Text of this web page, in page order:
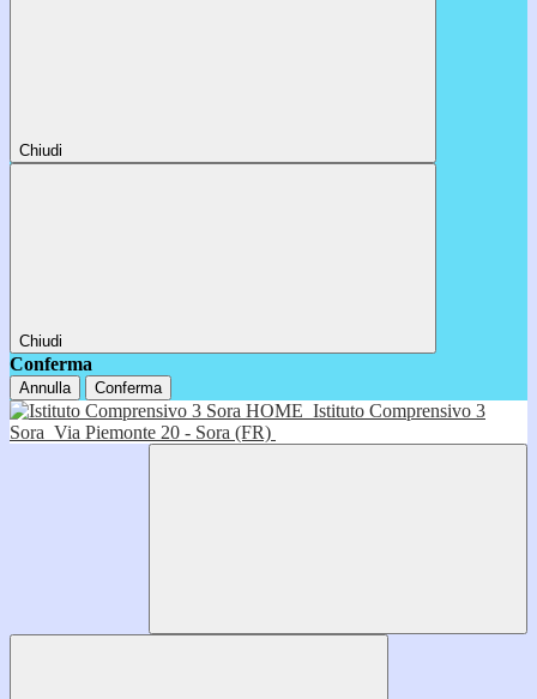
Chiudi
Chiudi
Conferma
Annulla Conferma
HOME Istituto Comprensivo 3
Sora Via Piemonte 20 - Sora (FR)